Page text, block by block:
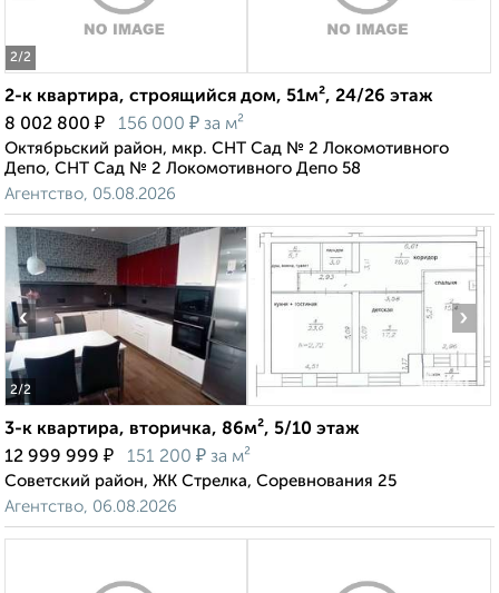
2/2
2-к квартира, строящийся дом, 51м², 24/26 этаж
8 002 800 ₽ 156 000 ₽ за м²
Октябрьский район, мкр. СНТ Сад № 2 Локомотивного
Депо, СНТ Сад № 2 Локомотивного Депо 58
Агентство, 05.08.2026
2/2
‹ ›
3-к квартира, вторичка, 86м², 5/10 этаж
12 999 999 ₽ 151 200 ₽ за м²
Советский район, ЖК Стрелка, Соревнования 25
Агентство, 06.08.2026